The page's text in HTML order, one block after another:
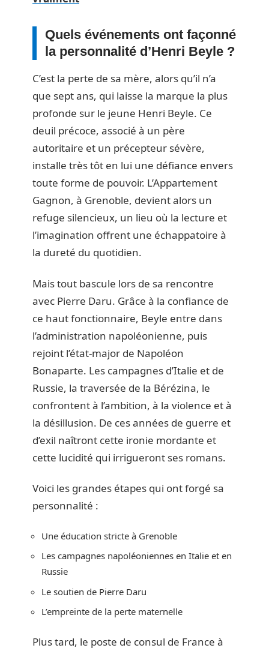
Quels événements ont façonné
la personnalité d’Henri Beyle ?
C’est la perte de sa mère, alors qu’il n’a
que sept ans, qui laisse la marque la plus
profonde sur le jeune Henri Beyle. Ce
deuil précoce, associé à un père
autoritaire et un précepteur sévère,
installe très tôt en lui une défiance envers
toute forme de pouvoir. L’Appartement
Gagnon, à Grenoble, devient alors un
refuge silencieux, un lieu où la lecture et
l’imagination offrent une échappatoire à
la dureté du quotidien.
Mais tout bascule lors de sa rencontre
avec Pierre Daru. Grâce à la confiance de
ce haut fonctionnaire, Beyle entre dans
l’administration napoléonienne, puis
rejoint l’état-major de Napoléon
Bonaparte. Les campagnes d’Italie et de
Russie, la traversée de la Bérézina, le
confrontent à l’ambition, à la violence et à
la désillusion. De ces années de guerre et
d’exil naîtront cette ironie mordante et
cette lucidité qui irrigueront ses romans.
Voici les grandes étapes qui ont forgé sa
personnalité :
Une éducation stricte à Grenoble
Les campagnes napoléoniennes en Italie et en
Russie
Le soutien de Pierre Daru
L’empreinte de la perte maternelle
Plus tard, le poste de consul de France à